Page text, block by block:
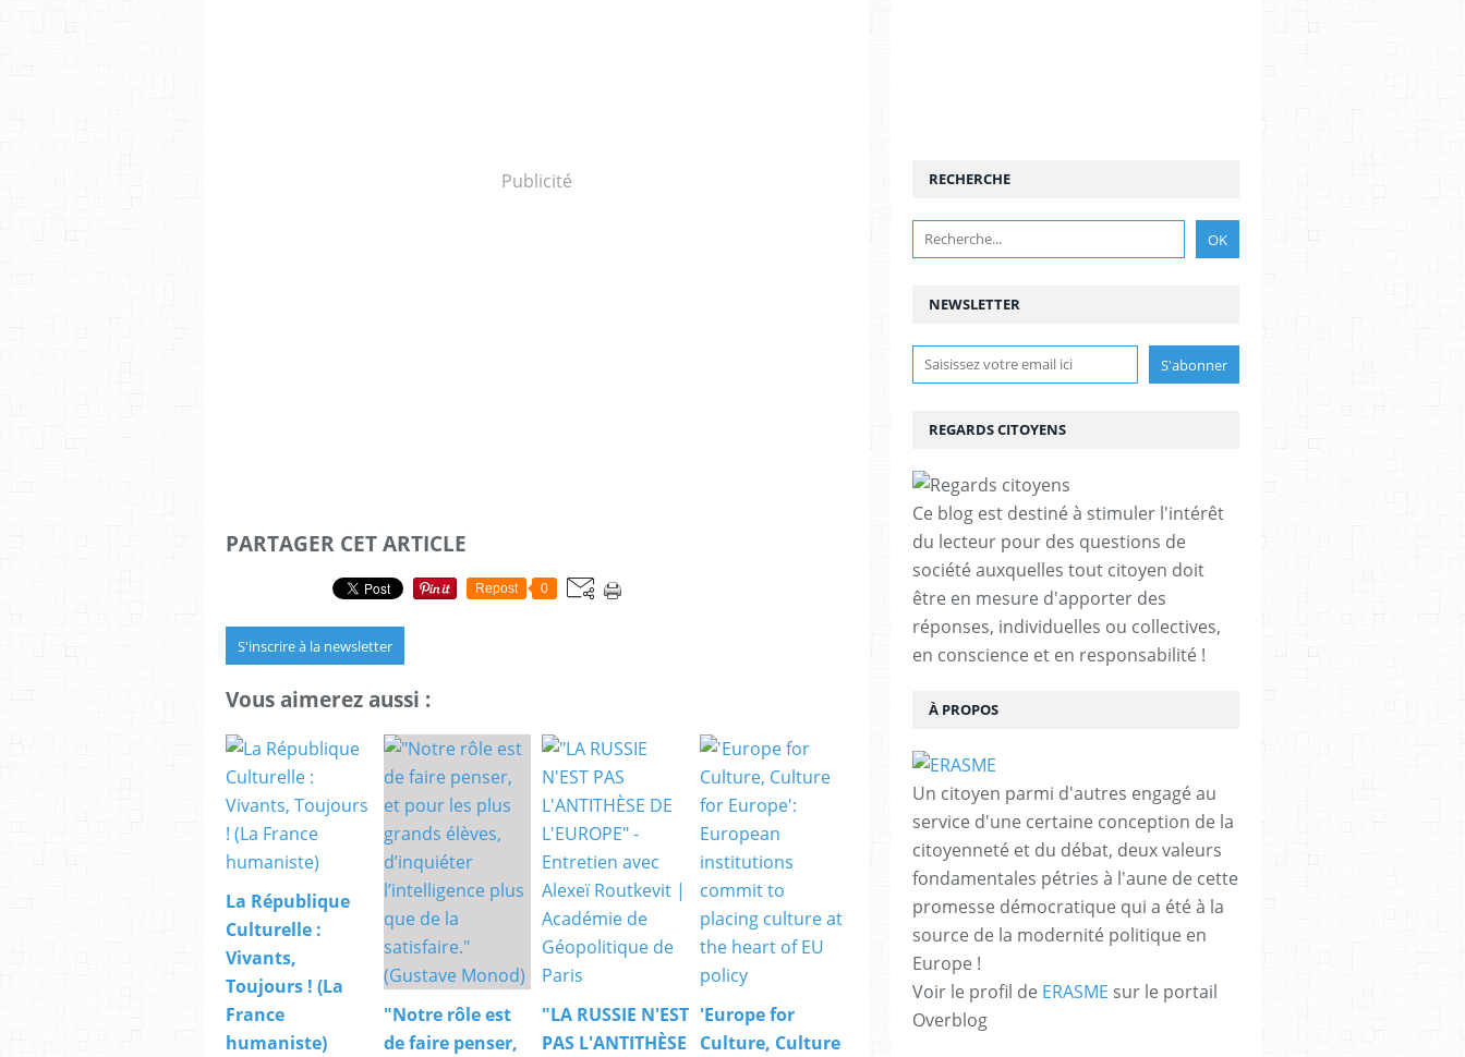
Publicité
PARTAGER CET ARTICLE
Repost 0
S'inscrire à la newsletter
Vous aimerez aussi :
La République
Culturelle :
Vivants,
Toujours ! (La
France
humaniste)
"Notre rôle est
de faire penser,
"LA RUSSIE N'EST
PAS L'ANTITHÈSE
'Europe for
Culture, Culture
NEWSLETTER
RECHERCHE
REGARDS CITOYENS
Ce blog est destiné à stimuler l'intérêt
du lecteur pour des questions de
société auxquelles tout citoyen doit
être en mesure d'apporter des
réponses, individuelles ou collectives,
en conscience et en responsabilité !
À PROPOS
Un citoyen parmi d'autres engagé au
service d'une certaine conception de la
citoyenneté et du débat, deux valeurs
fondamentales pétries à l'aune de cette
promesse démocratique qui a été à la
source de la modernité politique en
Europe !
Voir le profil de ERASME sur le portail
Overblog